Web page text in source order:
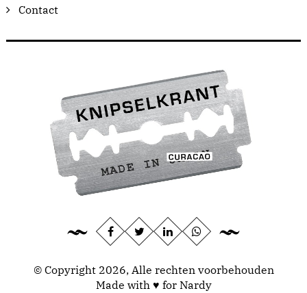
Contact
© Copyright 2026, Alle rechten voorbehouden
Made with ♥ for Nardy